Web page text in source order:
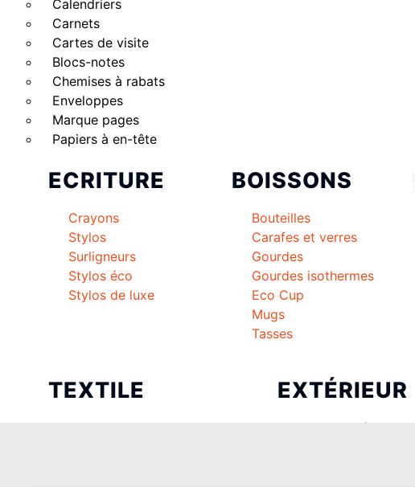
Calendriers
Carnets
Cartes de visite
Blocs-notes
Chemises à rabats
Enveloppes
Marque pages
Papiers à en-tête
ECRITURE
Crayons
Stylos
Surligneurs
Stylos éco
Stylos de luxe
BOISSONS
Bouteilles
Carafes et verres
Gourdes
Gourdes isothermes
Eco Cup
Mugs
Tasses
TEXTILE EXTÉRIEUR
Jeux d'extérieurs